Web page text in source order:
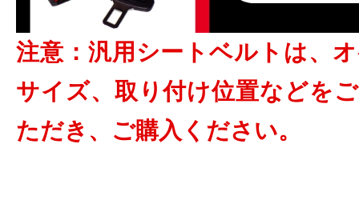
注意：汎用シートベルトは、
サイズ、取り付け位置などを
ただき、ご購入ください。